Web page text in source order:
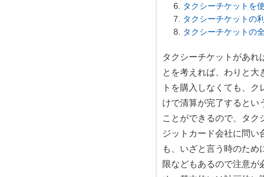
タクシーチケットを
タクシーチケットの
タクシーチケットの
タクシーチケットがあれ
とを考えれば、わりと大
トを購入しなくても、
けで清算が完了するとい
ことができるので、タク
ジットカード会社に問い
も、いざと言う時のた
限などもあるので注意が